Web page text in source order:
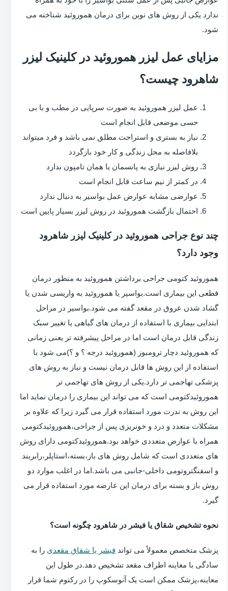
ندارد یکی از روش های نوین برای درمان هموروئید شناخته می
شود.
مزایای عمل لیزر هموروئید در کلینیک لیزر
شاهرود چیست؟
عمل لیزر هموروئید به صورت سرپایی در مطب و با بی
حسی موضعی قابل انجام است
نیاز به بستری و استراحت مطلق نمی باشد و فرد میتواند
بلافاصله به محل زندگی و کار خود بازگردد
روش لیزر نیازی به پانسمان یا همان تامپون ندارد
در کمتر از نیم ساعت قابل انجام است
عوارضی مشابه عوارض عمل بواسیر به دنبال ندارد
احتمال بازگشت هموروئید در روش لیزر بسیار پایین است
چند نوع جراحی هموروئید در کلینیک لیزر شاهرود
وجود دارد؟
هموروئید کتومی جراحی برداشتن هموروئید به منظور درمان
قطعی این بیماری است.بواسیر یا هموروئید به واریسی شدن یا
گشاد شدن عروق در مقعد گفته می شود.بواسیر در مراحل
ابتدایی بیماری با استفاده از درمان های گیاهی یا تغییر سبک
زندگی قابل درمان است اما در مراحل پیشرفته تر یعنی زمانی
که هموروئید دچار ترومبوز (هموروئید درجه ؟ و ؟)می شود با
استفاده از این روش ها قابل درمان نیست و نیاز به روش های
پزشکی تهاجمی تر دارد.یکی از روش های تهاجمی تر
هموروئیدکتومی است که می تواند این بیماری را درمان نماید اما
این روش به ندرت مورد استفاده قرار می گیرد زیرا که علاوه بر
مشکلات متعدد و درد و خونریزی پس از جراحی،هموروئیدکتومی
همراه با عوارض متعددی خواهد بود.هموروئیدکتومی دارای روش
های متعددی است که شامل روش های باز،بسته،استاپلر،رابربند
و اسفنگتروتومی داخلی-جانبی می باشد.اما در اغلب موارد دو
روش باز و بسته برای درمان این عارضه مورد استفاده قرار می
گیرد.
نحوه تشخیص شقاق یا فیشر در شاهرود چگونه است؟
پزشک متخصص معمولاً می تواند فیشر یا شقاق مقعدی را به
سادگی با معاینه اطراف مقعد تشخیص دهد.در طول این
معاینه،پزشک ممکن است یک آنوسکوپ را در رکتوم شما قرار